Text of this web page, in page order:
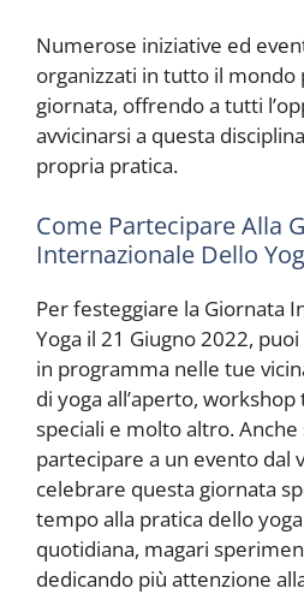
Numerose iniziative ed
organizzati in tutto il
giornata, offrendo a tutti
avvicinarsi a questa
propria pratica.
Come Partecipare Alla
Internazionale Dello
Per festeggiare la Giornata
Yoga il 21 Giugno 2022,
in programma nelle tue
di yoga all’aperto,
speciali e molto altro. Anche
partecipare a un evento dal
celebrare questa giornata
tempo alla pratica dello
quotidiana, magari
dedicando più attenzione